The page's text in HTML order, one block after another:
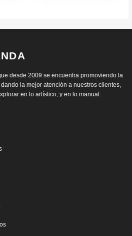
desde 2009 se encuentra promoviendo la
la mejor atención a nuestros clientes,
en lo artístico, y en lo manual.